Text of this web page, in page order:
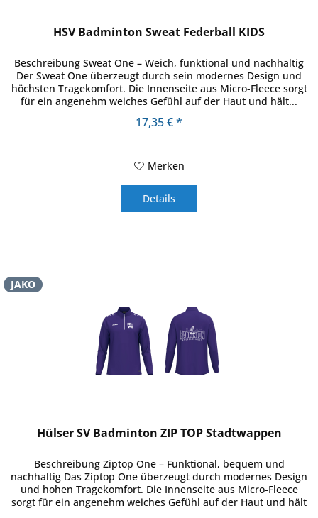
HSV Badminton Sweat Federball KIDS
Beschreibung Sweat One – Weich, funktional und nachhaltig
Der Sweat One überzeugt durch sein modernes Design und
höchsten Tragekomfort. Die Innenseite aus Micro-Fleece sorgt
für ein angenehm weiches Gefühl auf der Haut und hält...
17,35 € *
Merken
Details
JAKO
Hülser SV Badminton ZIP TOP Stadtwappen
Beschreibung Ziptop One – Funktional, bequem und
nachhaltig Das Ziptop One überzeugt durch modernes Design
und hohen Tragekomfort. Die Innenseite aus Micro-Fleece
sorgt für ein angenehm weiches Gefühl auf der Haut und hält